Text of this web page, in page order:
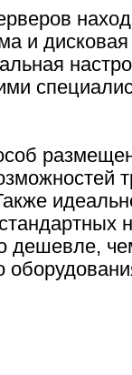
и дисковая
дешевле,